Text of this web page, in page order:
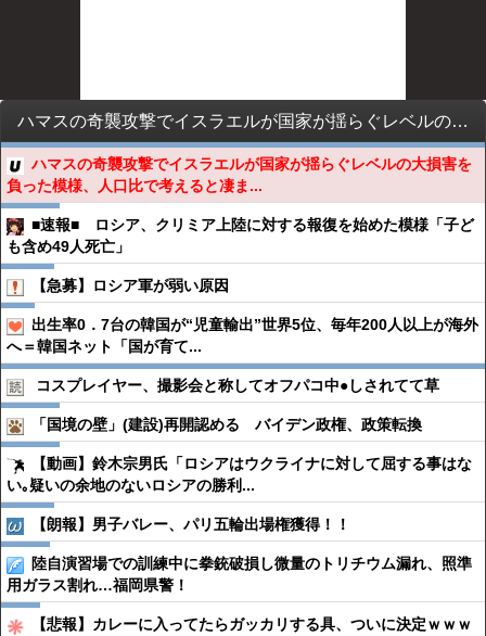
ハマスの奇襲攻撃でイスラエルが国家が揺らぐレベルの大損害を負った模様、人口比で考えると凄まじい死者を出した
ハマスの奇襲攻撃でイスラエルが国家が揺らぐレベルの大損害を
負った模様、人口比で考えると凄ま...
■速報■ ロシア、クリミア上陸に対する報復を始めた模様「子ど
も含め49人死亡」
【急募】ロシア軍が弱い原因
出生率0．7台の韓国が“児童輸出”世界5位、毎年200人以上が海外
へ＝韓国ネット「国が育て...
コスプレイヤー、撮影会と称してオフパコ中●︎しされてて草
「国境の壁」(建設)再開認める バイデン政権、政策転換
【動画】鈴木宗男氏「ロシアはウクライナに対して屈する事はな
い｡疑いの余地のないロシアの勝利...
【朗報】男子バレー、パリ五輪出場権獲得！！
陸自演習場での訓練中に拳銃破損し微量のトリチウム漏れ、照準
用ガラス割れ…福岡県警！
【悲報】カレーに入ってたらガッカリする具、ついに決定ｗｗｗ